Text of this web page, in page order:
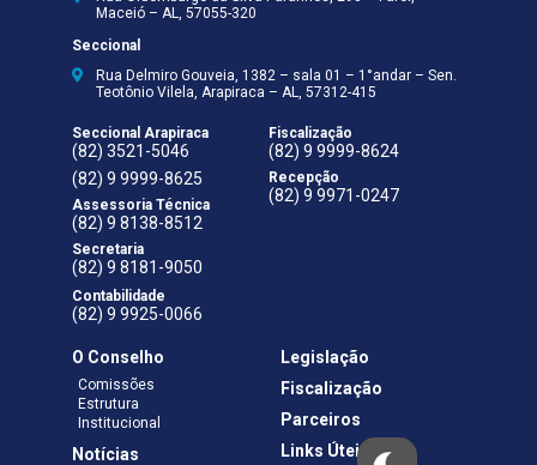
Maceió – AL, 57055-320
Seccional
Rua Delmiro Gouveia, 1382 – sala 01 – 1°andar – Sen.
Teotônio Vilela, Arapiraca – AL, 57312-415
Seccional Arapiraca
(82) 3521-5046
(82) 9 9999-8625
Assessoria Técnica
(82) 9 8138-8512
Secretaria
(82) 9 8181-9050
Contabilidade
(82) 9 9925-0066
Fiscalização
(82) 9 9999-8624
Recepção
(82) 9 9971-0247
O Conselho
Comissões
Estrutura
Institucional
Notícias
Legislação
Fiscalização
Parceiros
Links Úteis